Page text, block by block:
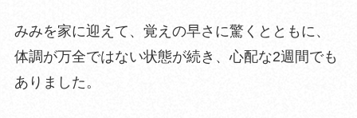
みみを家に迎えて、覚えの早さに驚くとともに、
体調が万全ではない状態が続き、心配な2週間でも
ありました。